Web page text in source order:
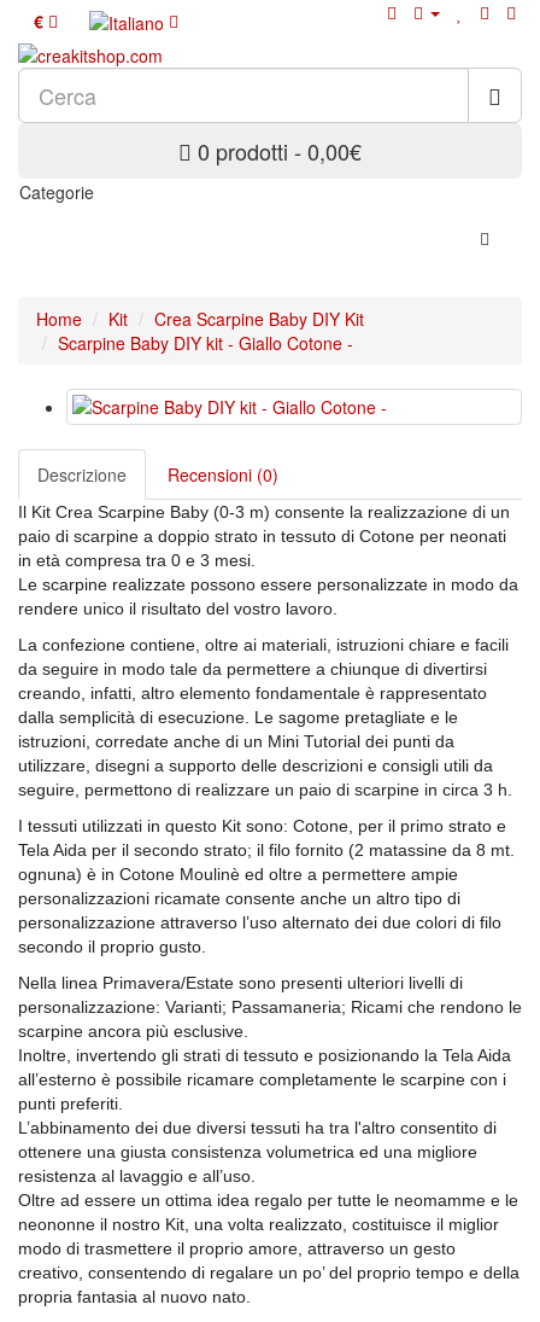
€
0 prodotti - 0,00€
Categorie
Home Kit
Crea Scarpine Baby DIY Kit
Scarpine Baby DIY kit - Giallo Cotone -
Descrizione Recensioni (0)
Il Kit Crea Scarpine Baby (0-3 m) consente la realizzazione di un
paio di scarpine a doppio strato in tessuto di Cotone per neonati
in età compresa tra 0 e 3 mesi.
Le scarpine realizzate possono essere personalizzate in modo da
rendere unico il risultato del vostro lavoro.
La confezione contiene, oltre ai materiali, istruzioni chiare e facili
da seguire in modo tale da permettere a chiunque di divertirsi
creando, infatti, altro elemento fondamentale è rappresentato
dalla semplicità di esecuzione. Le sagome pretagliate e le
istruzioni, corredate anche di un Mini Tutorial dei punti da
utilizzare, disegni a supporto delle descrizioni e consigli utili da
seguire, permettono di realizzare un paio di scarpine in circa 3 h.
I tessuti utilizzati in questo Kit sono: Cotone, per il primo strato e
Tela Aida per il secondo strato; il filo fornito (2 matassine da 8 mt.
ognuna) è in Cotone Moulinè ed oltre a permettere ampie
personalizzazioni ricamate consente anche un altro tipo di
personalizzazione attraverso l’uso alternato dei due colori di filo
secondo il proprio gusto.
Nella linea Primavera/Estate sono presenti ulteriori livelli di
personalizzazione: Varianti; Passamaneria; Ricami che rendono le
scarpine ancora più esclusive.
Inoltre, invertendo gli strati di tessuto e posizionando la Tela Aida
all’esterno è possibile ricamare completamente le scarpine con i
punti preferiti.
L’abbinamento dei due diversi tessuti ha tra l'altro consentito di
ottenere una giusta consistenza volumetrica ed una migliore
resistenza al lavaggio e all’uso.
Oltre ad essere un ottima idea regalo per tutte le neomamme e le
neononne il nostro Kit, una volta realizzato, costituisce il miglior
modo di trasmettere il proprio amore, attraverso un gesto
creativo, consentendo di regalare un po’ del proprio tempo e della
propria fantasia al nuovo nato.